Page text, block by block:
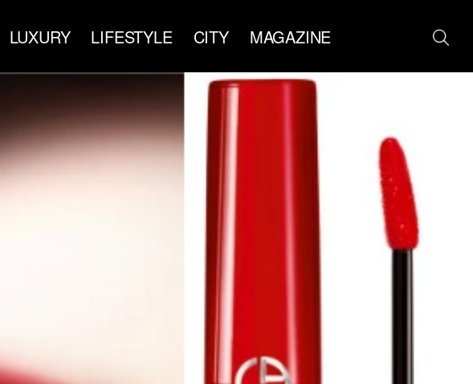
LUXURY LIFESTYLE CITY MAGAZINE